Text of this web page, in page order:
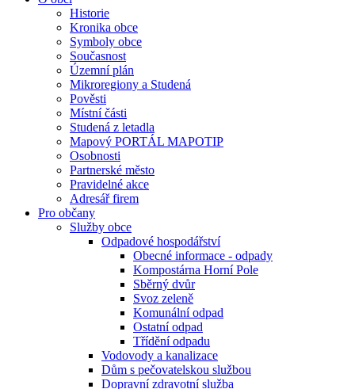
Historie
Kronika obce
Symboly obce
Současnost
Územní plán
Mikroregiony a Studená
Pověsti
Místní části
Studená z letadla
Mapový PORTÁL MAPOTIP
Osobnosti
Partnerské město
Pravidelné akce
Adresář firem
Pro občany
Služby obce
Odpadové hospodářství
Obecné informace - odpady
Kompostárna Horní Pole
Sběrný dvůr
Svoz zeleně
Komunální odpad
Ostatní odpad
Třídění odpadu
Vodovody a kanalizace
Dům s pečovatelskou službou
Dopravní zdravotní služba